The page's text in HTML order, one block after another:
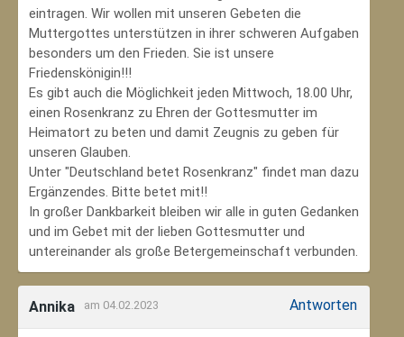
eintragen. Wir wollen mit unseren Gebeten die
Muttergottes unterstützen in ihrer schweren Aufgaben
besonders um den Frieden. Sie ist unsere
Friedenskönigin!!!
Es gibt auch die Möglichkeit jeden Mittwoch, 18.00 Uhr,
einen Rosenkranz zu Ehren der Gottesmutter im
Heimatort zu beten und damit Zeugnis zu geben für
unseren Glauben.
Unter "Deutschland betet Rosenkranz" findet man dazu
Ergänzendes. Bitte betet mit!!
In großer Dankbarkeit bleiben wir alle in guten Gedanken
und im Gebet mit der lieben Gottesmutter und
untereinander als große Betergemeinschaft verbunden.
Annika am 04.02.2023 Antworten